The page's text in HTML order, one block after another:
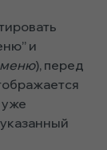
и
меню), перед
уже